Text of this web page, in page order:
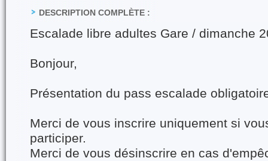
DESCRIPTION COMPLÈTE :
Escalade libre adultes Gare / dimanche
Bonjour,
Présentation du pass escalade
Merci de vous inscrire uniquement si
participer.
Merci de vous désinscrire en cas